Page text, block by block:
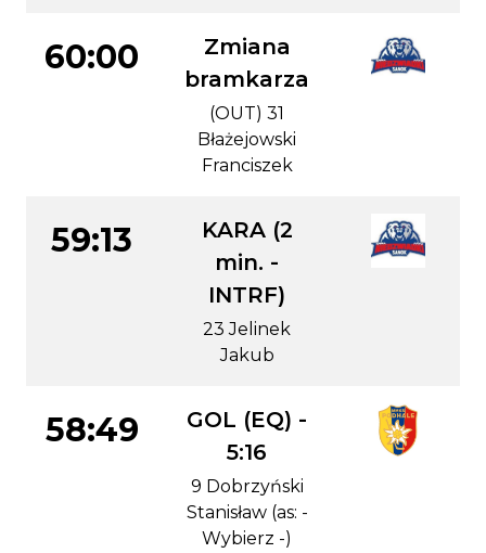
60:00
Zmiana
bramkarza
(OUT) 31
Błażejowski
Franciszek
59:13
KARA (2
min. -
INTRF)
23 Jelinek
Jakub
58:49
GOL (EQ) -
5:16
9 Dobrzyński
Stanisław (as: -
Wybierz -)